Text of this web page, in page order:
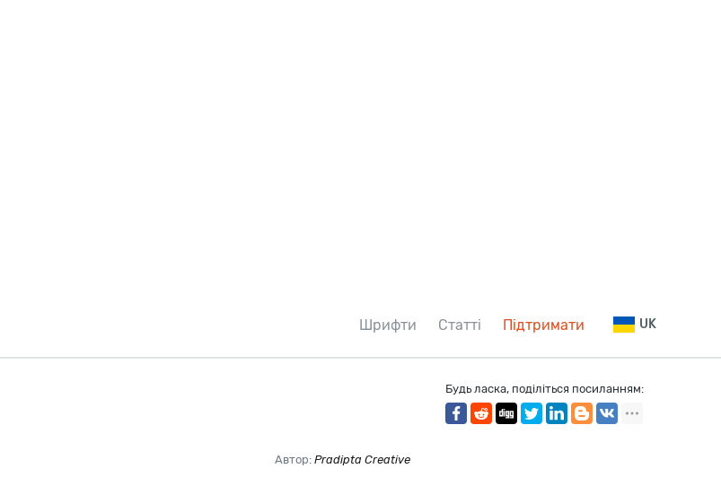
Шрифти Статті Підтримати UK
Автор: Pradipta Creative
Будь ласка, поділіться посиланням: